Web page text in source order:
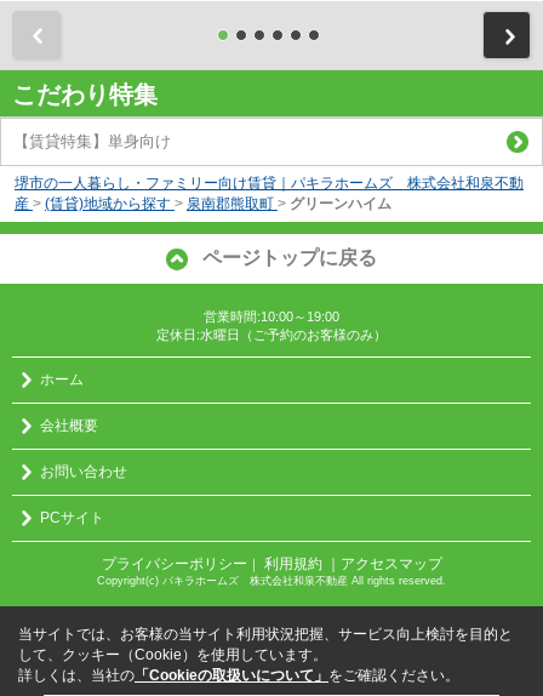
こだわり特集
【賃貸特集】単身向け
堺市の一人暮らし・ファミリー向け賃貸｜パキラホームズ 株式会社和泉不動
産 > (賃貸)地域から探す > 泉南郡熊取町 > グリーンハイム
ページトップに戻る
営業時間:10:00～19:00
定休日:水曜日（ご予約のお客様のみ）
ホーム
会社概要
お問い合わせ
PCサイト
プライバシーポリシー 利用規約 ｜アクセスマップ
Copyright(c) パキラホームズ 株式会社和泉不動産 All rights reserved.
当サイトでは、お客様の当サイト利用状況把握、サービス向上検討を目的と
して、クッキー（Cookie）を使用しています。
詳しくは、当社の 「Cookieの取扱いについて」 をご確認ください。